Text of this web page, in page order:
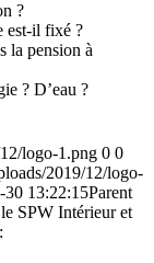
?
est-il fixé ?
la pension à
? D’eau ?
logo-1.png 0 0
2019/12/logo-
30 13:22:15Parent
SPW Intérieur et